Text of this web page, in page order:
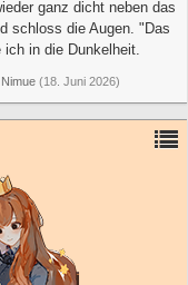
ganz dicht neben das
schloss die Augen. "Das
in die Dunkelheit.
Nimue (18. Juni 2026)